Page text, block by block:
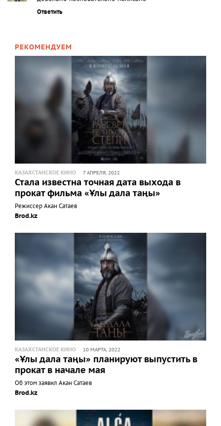
Ответить
РЕКОМЕНДУЕМ
КАЗАХСТАНСКОЕ КИНО 7 АПРЕЛЯ, 2022
Стала известна точная дата выхода в
прокат фильма «Ұлы дала таңы»
Режиссер Акан Сатаев
Brod.kz
КАЗАХСТАНСКОЕ КИНО 10 МАРТА, 2022
«Ұлы дала таңы» планируют выпустить в
прокат в начале мая
Об этом заявил Акан Сатаев
Brod.kz